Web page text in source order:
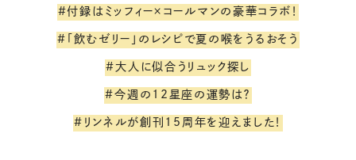
#付録はミッフィー×コールマンの豪華コラボ！
#「飲むゼリー」のレシピで夏の喉をうるおそう
#大人に似合うリュック探し
#今週の12星座の運勢は？
#リンネルが創刊15周年を迎えました！